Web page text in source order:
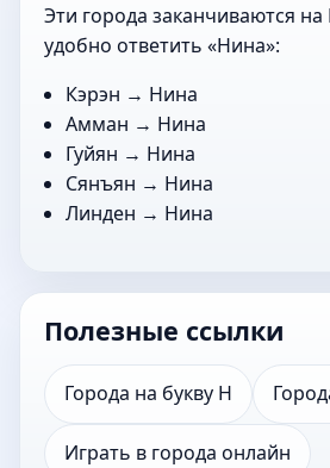
Эти города заканчиваются
удобно ответить «Нина»:
Кэрэн → Нина
Амман → Нина
Гуйян → Нина
Сянъян → Нина
Линден → Нина
Полезные ссылки
Города на букву Н
Играть в города онлайн